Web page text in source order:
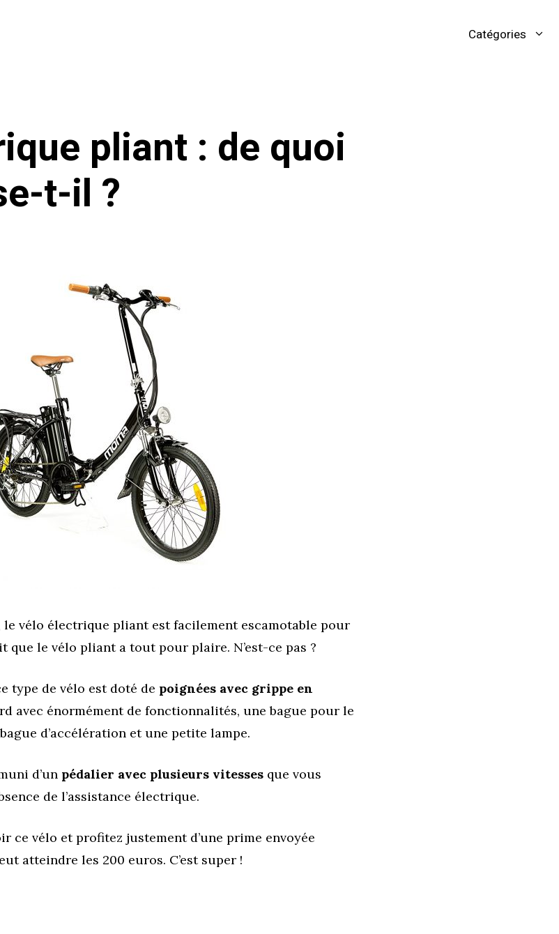
Catégories
pliant : de quoi
t-il ?
le vélo électrique pliant est facilement escamotable pour
que le vélo pliant a tout pour plaire. N’est-ce pas ?
type de vélo est doté de poignées avec grippe en
avec énormément de fonctionnalités, une bague pour le
d’accélération et une petite lampe.
d’un pédalier avec plusieurs vitesses que vous
de l’assistance électrique.
ce vélo et profitez justement d’une prime envoyée
atteindre les 200 euros. C’est super !